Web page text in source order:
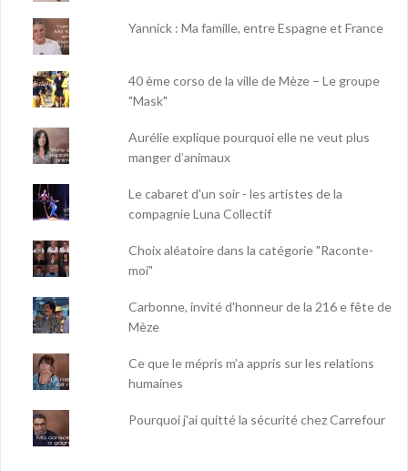
Yannick : Ma famille, entre Espagne et France
40 ème corso de la ville de Mèze – Le groupe
"Mask"
Aurélie explique pourquoi elle ne veut plus
manger d’animaux
Le cabaret d'un soir - les artistes de la
compagnie Luna Collectif
Choix aléatoire dans la catégorie "Raconte-
moi"
Carbonne, invité d'honneur de la 216 e fête de
Mèze
Ce que le mépris m’a appris sur les relations
humaines
Pourquoi j'ai quitté la sécurité chez Carrefour